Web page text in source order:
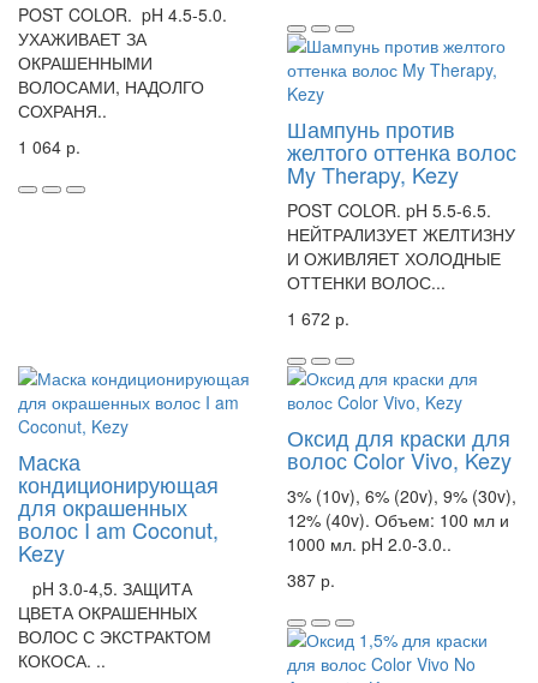
POST COLOR. pH 4.5-5.0.
УХАЖИВАЕТ ЗА
ОКРАШЕННЫМИ
ВОЛОСАМИ, НАДОЛГО
СОХРАНЯ..
1 064 р.
Шампунь против
желтого оттенка волос
My Therapy, Kezy
POST COLOR. pH 5.5-6.5.
НЕЙТРАЛИЗУЕТ ЖЕЛТИЗНУ
И ОЖИВЛЯЕТ ХОЛОДНЫЕ
ОТТЕНКИ ВОЛОС...
1 672 р.
Маска
кондиционирующая
для окрашенных
волос I am Coconut,
Kezy
pH 3.0-4,5. ЗАЩИТА
ЦВЕТА ОКРАШЕННЫХ
ВОЛОС С ЭКСТРАКТОМ
КОКОСА. ..
Оксид для краски для
волос Color Vivo, Kezy
3% (10v), 6% (20v), 9% (30v),
12% (40v). Объем: 100 мл и
1000 мл. pH 2.0-3.0..
387 р.